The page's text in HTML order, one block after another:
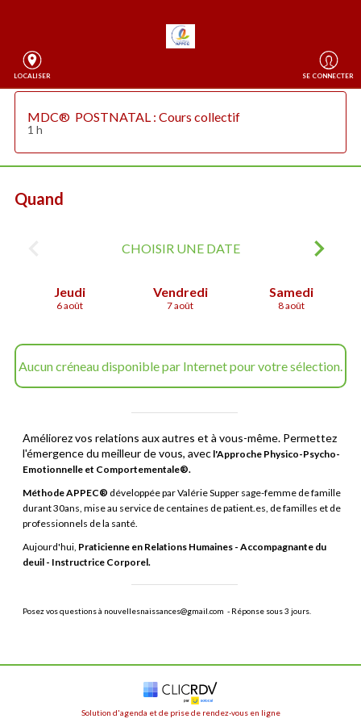
LOCALISER SE CONNECTER
MDC®  POSTNATAL : Cours collectif
1 h
Quand
CHOISIR UNE DATE
Jeudi
6 août
Vendredi
7 août
Samedi
8 août
Aucun créneau disponible par Internet pour votre sélection.
Améliorez vos relations aux autres et à vous-même. Permettez
l'émergence du meilleur de vous, avecl'Approche Physico-Psycho-
Emotionnelle et Comportementale®.
Méthode APPEC® développée par Valérie Supper sage-femme de famille
durant 30ans, mise au service de centaines de patient.es, de familles et de
professionnels de la santé.
Aujourd'hui, Praticienne en Relations Humaines - Accompagnante du
deuil - Instructrice Corporel.
Posez vos questions à nouvellesnaissances@gmail.com - Réponse sous 3 jours.
Solution d'agenda et de prise de rendez-vous en ligne